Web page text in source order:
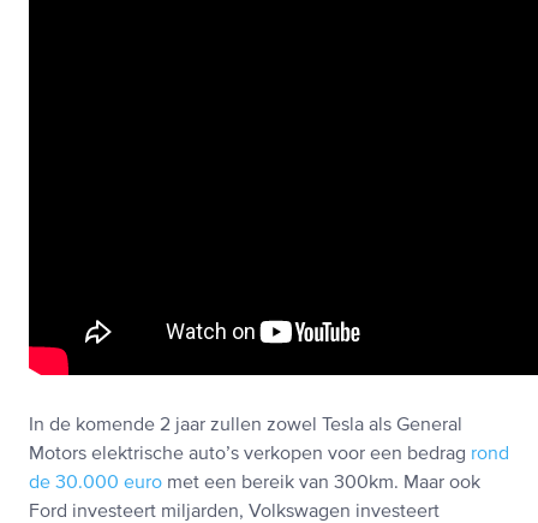
In de komende 2 jaar zullen zowel Tesla als General
Motors elektrische auto’s verkopen voor een bedrag rond
de 30.000 euro met een bereik van 300km. Maar ook
Ford investeert miljarden, Volkswagen investeert